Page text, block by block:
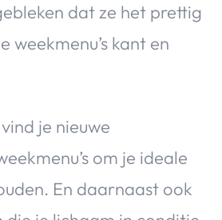
dat ze het prettig
weekmenu’s kant en
je nieuwe
om je ideale
En daarnaast ook